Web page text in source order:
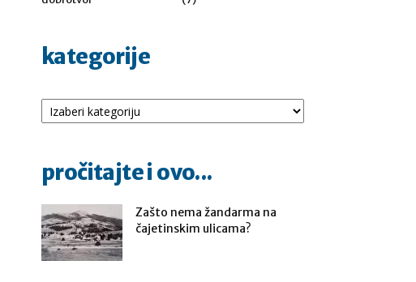
kategorije
Kategorije
pročitajte i ovo...
Zašto nema žandarma na
čajetinskim ulicama?